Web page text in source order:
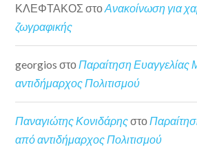
ΚΛΕΦΤΑΚΟΣ στοΑνακοίνωση για
ζωγραφικής
georgios στοΠαραίτηση Ευαγγελίας
αντιδήμαρχος Πολιτισμού
Παναγιώτης Κονιδάρηςστο
από αντιδήμαρχος Πολιτισμού